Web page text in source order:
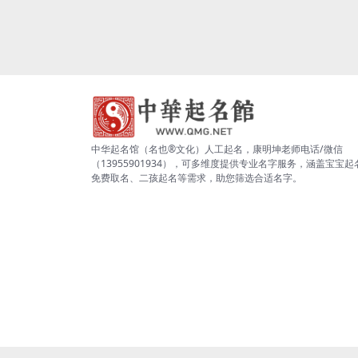
中华起名馆（名也®文化）人工起名，康明坤老师电话/微信
（13955901934），可多维度提供专业名字服务，涵盖宝宝起
免费取名、二孩起名等需求，助您筛选合适名字。